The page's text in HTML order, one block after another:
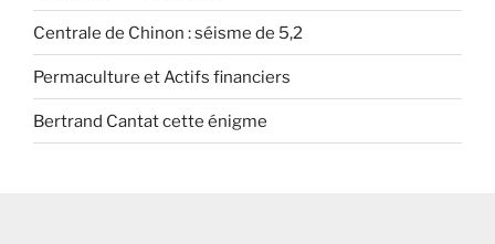
Centrale de Chinon : séisme de 5,2
Permaculture et Actifs financiers
Bertrand Cantat cette énigme